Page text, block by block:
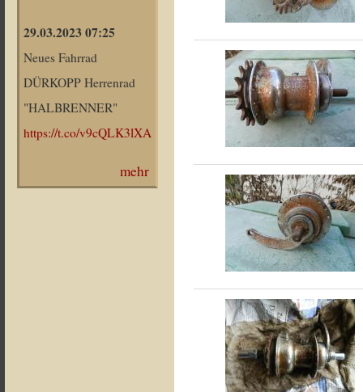
29.03.2023 07:25
Neues Fahrrad
DÜRKOPP Herrenrad
"HALBRENNER"
https://t.co/v9cQLK3lXA
mehr